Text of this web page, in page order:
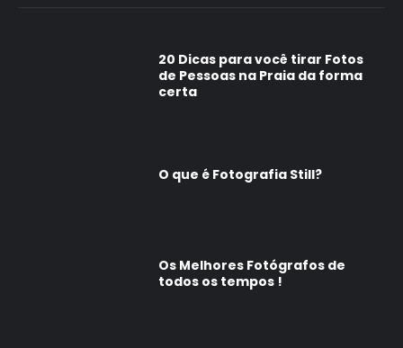
20 Dicas para você tirar Fotos
de Pessoas na Praia da forma
certa
O que é Fotografia Still?
Os Melhores Fotógrafos de
todos os tempos !